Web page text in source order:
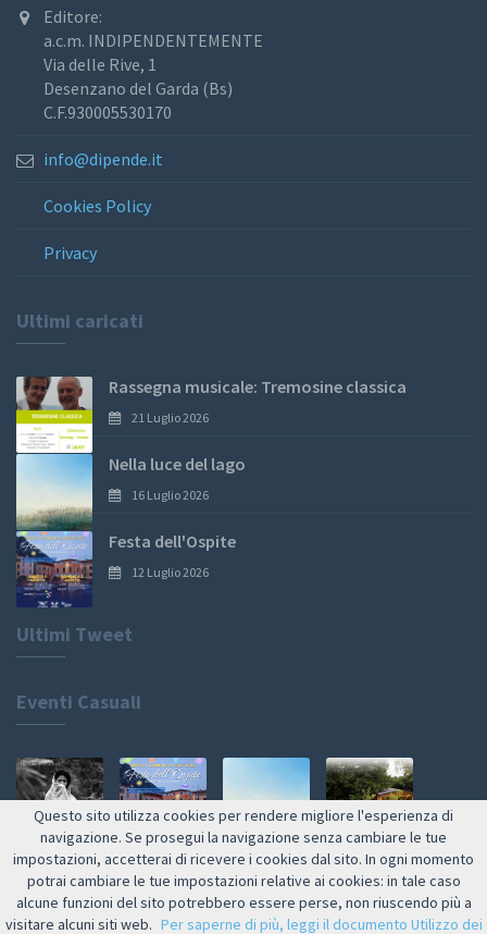
Editore:
a.c.m. INDIPENDENTEMENTE
Via delle Rive, 1
Desenzano del Garda (Bs)
C.F.930005530170
info@dipende.it
Cookies Policy
Privacy
Ultimi caricati
Rassegna musicale: Tremosine classica
21 Luglio 2026
Nella luce del lago
16 Luglio 2026
Festa dell'Ospite
12 Luglio 2026
Ultimi Tweet
Eventi Casuali
Web by NETMOOLE
Questo sito utilizza cookies per rendere migliore l'esperienza di
navigazione. Se prosegui la navigazione senza cambiare le tue
impostazioni, accetterai di ricevere i cookies dal sito. In ogni momento
potrai cambiare le tue impostazioni relative ai cookies: in tale caso
alcune funzioni del sito potrebbero essere perse, non riuscendo più a
visitare alcuni siti web. Per saperne di più, leggi il documento Utilizzo dei